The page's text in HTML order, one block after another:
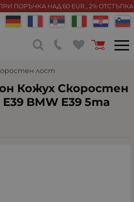
ПОРЪЧКА НАД 60 EUR , 2%
лост
Кожух Скоростен
BMW E39 5та